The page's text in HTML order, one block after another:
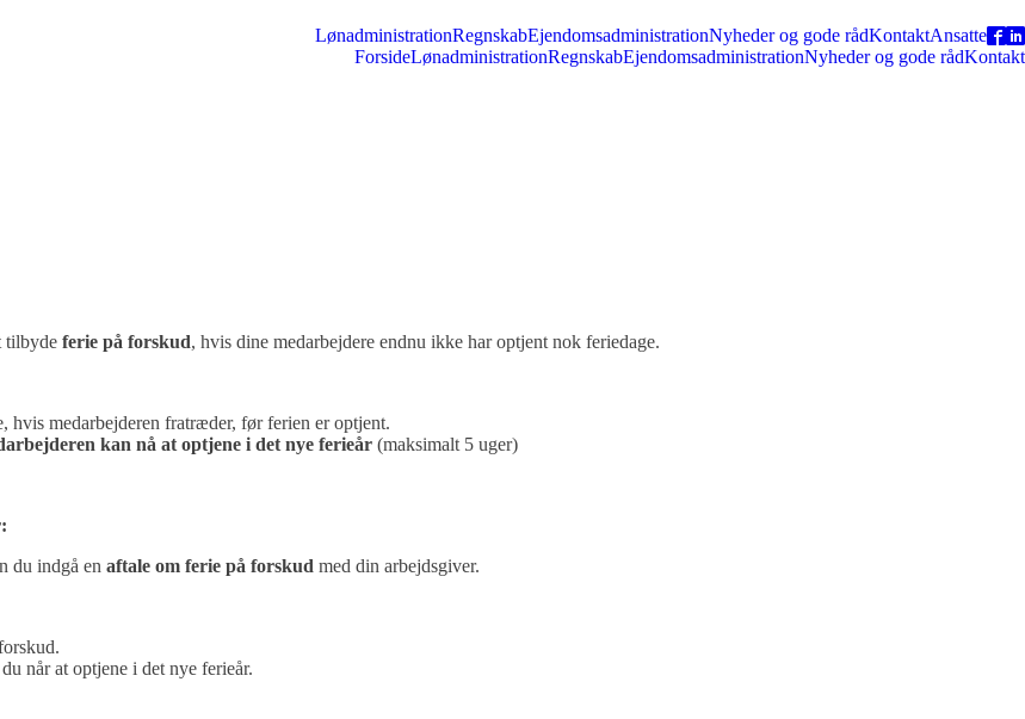
LønadministrationRegnskabEjendomsadministrationNyheder og gode rådKontaktAnsatte
ForsideLønadministrationRegnskabEjendomsadministrationNyheder og gode rådKontakt
tilbyde ferie på forskud, hvis dine medarbejdere endnu ikke har optjent nok feriedage.
medarbejderen fratræder, før ferien er optjent.
kan nå at optjene i det nye ferieår (maksimalt 5 uger)
du indgå en aftale om ferie på forskud med din arbejdsgiver.
når at optjene i det nye ferieår.